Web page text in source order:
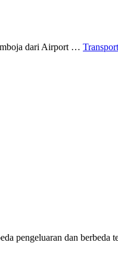
dari Airport …
pengeluaran dan